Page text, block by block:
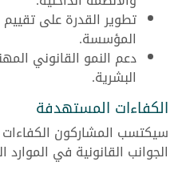
تطوير القدرة على تقييم
المؤسسة.
دعم النمو القانوني
البشرية.
الكفاءات المستهدفة
سيكتسب المشاركون الكفاءات
الجوانب القانونية في الموارد